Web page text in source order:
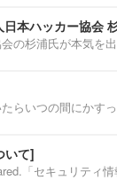
日本ハッカー協会
の杉浦氏が本気を
らいつの間にかす
いて]
「セキュリティ情